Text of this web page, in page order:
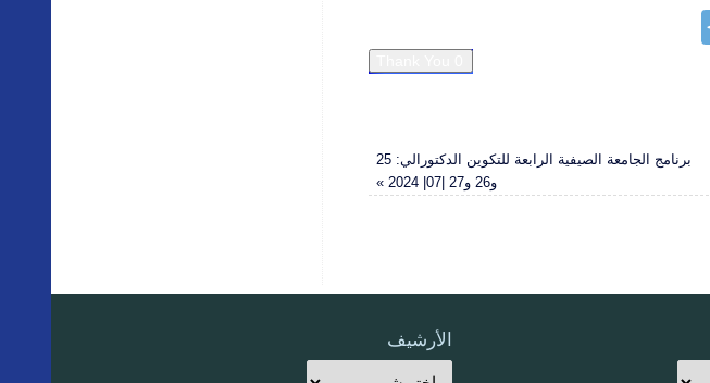
برنامج الجامعة الصيفية الرابعة للتكوين الدكتورالي: 25
و26 و27 |07| 2024
»
الأرشيف